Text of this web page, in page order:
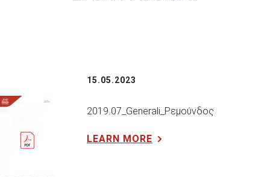
15.05.2023
2019.07_Generali_Ρεμούνδος
LEARN MORE